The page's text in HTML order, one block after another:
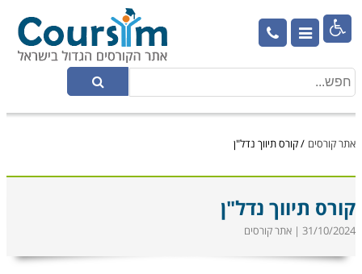

אתר קורסים /קורס תיווך נדל"ן
קורס תיווך נדל"ן
31/10/2024 | אתר קורסים